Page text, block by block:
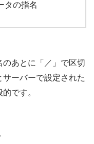
タの指名
あとに「／」で区切
ーバーで設定された
です。